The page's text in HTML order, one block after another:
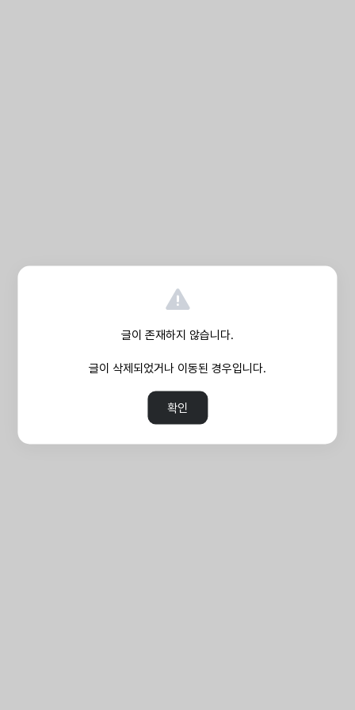
글이 존재하지 않습니다.
글이 삭제되었거나 이동된 경우입니다.
확인